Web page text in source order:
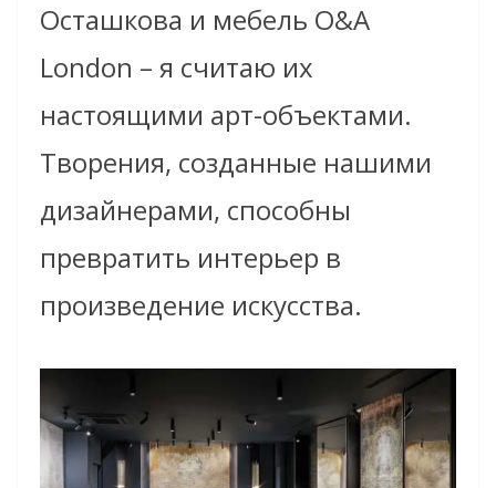
Осташкова и мебель O&A
London – я считаю их
настоящими арт-объектами.
Творения, созданные нашими
дизайнерами, способны
превратить интерьер в
произведение искусства.